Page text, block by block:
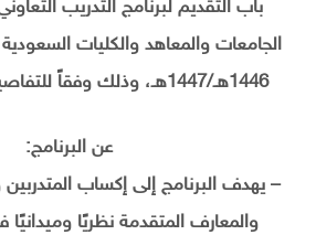
باب التقديم لبرنامج التدريب
الجامعات والمعاهد والكليات
1446هـ/1447هـ، وذلك وفقاً للتفاصيل الموضحة أدناه.
عن البرنامج:
– يهدف البرنامج إلى إكساب المتدربين
والمعارف المتقدمة نظريًا